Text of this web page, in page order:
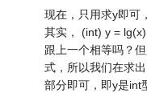
现在，只用求y即可，
其实， (int) y =
跟上一个相等吗？
式，所以我们在求
部分即可，即y是